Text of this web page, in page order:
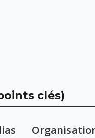
clés)